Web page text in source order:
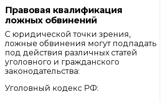
Правовая квалификация
ложных обвинений
С юридической точки зрения,
ложные обвинения могут подпадать
под действия различных статей
уголовного и гражданского
законодательства:
Уголовный кодекс РФ: